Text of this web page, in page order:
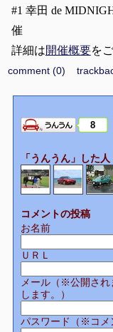
#1 幸田 de
催
詳細は開催概要を
comment (0)
8
「うんうん」した人
コメントの投稿
お名前
ＵＲＬ
メール（※公開され
します。）
パスワード（※コメ